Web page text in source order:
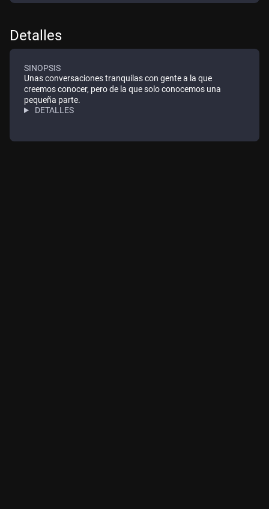
Un lugar inmejorable para una conversación, con un
gran conversador.
Detalles
SINOPSIS
Unas conversaciones tranquilas con gente a la que
creemos conocer, pero de la que solo conocemos una
pequeña parte.
DETALLES